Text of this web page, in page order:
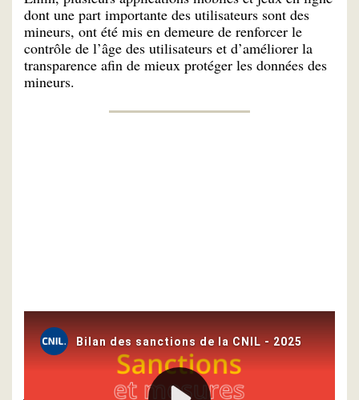
dont une part importante des utilisateurs sont des
mineurs, ont été mis en demeure de renforcer le
contrôle de l’âge des utilisateurs et d’améliorer la
transparence afin de mieux protéger les données des
mineurs.
Pour approfondir